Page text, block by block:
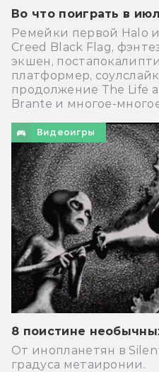
Во что поиграть в
Ремейки первой Halo и
Creed Black Flag,
экшен,
платформер,
продолжение The Life
Brante и многое-
Видеоигры
8 поистине
От инопланетян в
градуса метаиронии.